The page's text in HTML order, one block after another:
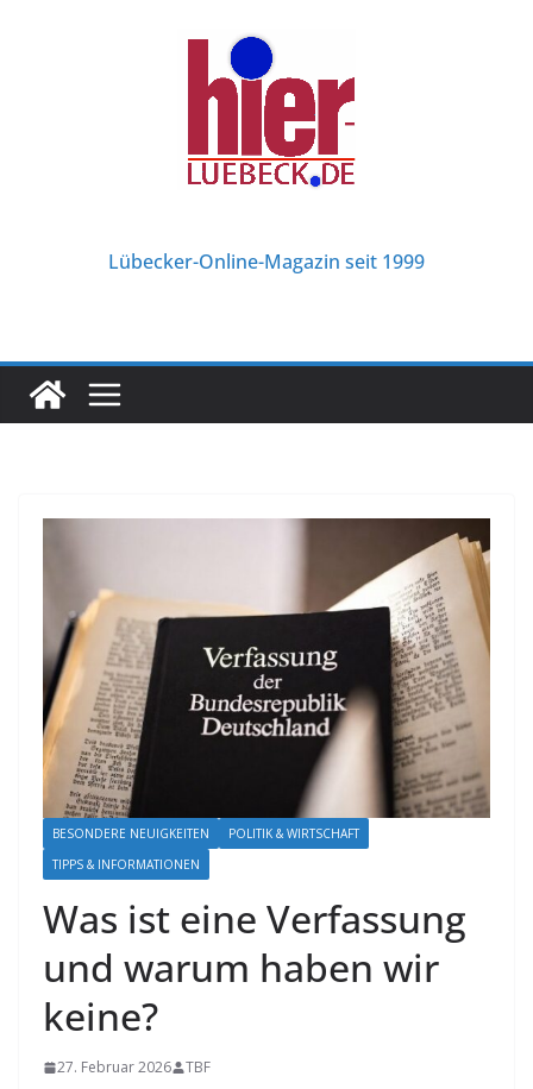
Lübecker-Online-Magazin seit 1999
BESONDERE NEUIGKEITEN
POLITIK & WIRTSCHAFT
TIPPS & INFORMATIONEN
Was ist eine Verfassung
und warum haben wir
keine?
27. Februar 2026 TBF